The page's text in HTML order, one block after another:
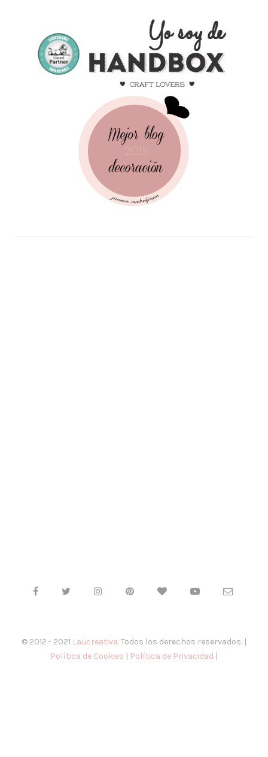
© 2012 - 2021 Laücreativa. Todos los derechos reservados. |
Política de Cookies | Política de Privacidad |